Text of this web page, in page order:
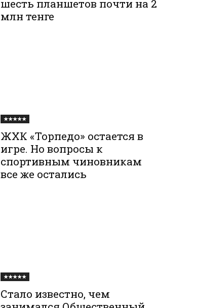
шесть планшетов почти на 2
млн тенге
★★★★★
ЖХК «Торпедо» остается в
игре. Но вопросы к
спортивным чиновникам
все же остались
★★★★★
Стало известно, чем